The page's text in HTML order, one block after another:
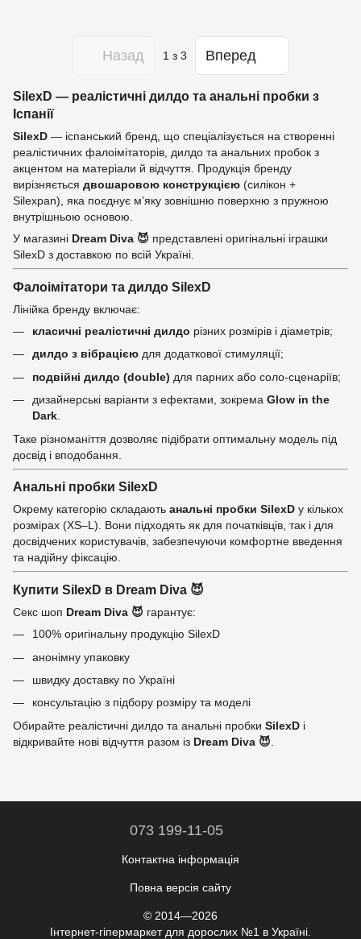
Назад 1з 3 Вперед
SilexD — реалістичні дилдо та анальні пробки з
Іспанії
SilexD — іспанський бренд, що спеціалізується на створенні
реалістичних фалоімітаторів, дилдо та анальних пробок з
акцентом на матеріали й відчуття. Продукція бренду
вирізняється двошаровою конструкцією (силікон +
Silexpan), яка поєднує м’яку зовнішню поверхню з пружною
внутрішньою основою.
У магазині Dream Diva 😈 представлені оригінальні іграшки
SilexD з доставкою по всій Україні.
Фалоімітатори та дилдо SilexD
Лінійка бренду включає:
класичні реалістичні дилдо різних розмірів і діаметрів;
дилдо з вібрацією для додаткової стимуляції;
подвійні дилдо (double) для парних або соло-сценаріїв;
дизайнерські варіанти з ефектами, зокрема Glow in the
Dark.
Таке різноманіття дозволяє підібрати оптимальну модель під
досвід і вподобання.
Анальні пробки SilexD
Окрему категорію складають анальні пробки SilexD у кількох
розмірах (XS–L). Вони підходять як для початківців, так і для
досвідчених користувачів, забезпечуючи комфортне введення
та надійну фіксацію.
Купити SilexD в Dream Diva 😈
Секс шоп Dream Diva 😈 гарантує:
100% оригінальну продукцію SilexD
анонімну упаковку
швидку доставку по Україні
консультацію з підбору розміру та моделі
Обирайте реалістичні дилдо та анальні пробки SilexD і
відкривайте нові відчуття разом із Dream Diva 😈
073 199-11-05
Контактна інформація
Повна версія сайту
© 2014—2026
Інтернет-гіпермаркет для дорослих №1 в Україні.